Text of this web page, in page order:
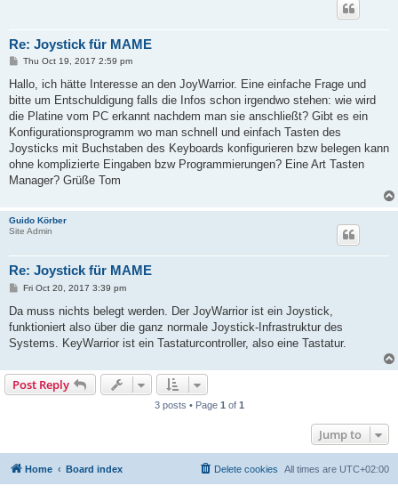
Re: Joystick für MAME
P
s
Thu Oct 19, 2017 2:59 pm
Hallo, ich hätte Interesse an den JoyWarrior. Eine einfache Frage und
bitte um Entschuldigung falls die Infos schon irgendwo stehen: wie wird
die Platine vom PC erkannt nachdem man sie anschließt? Gibt es ein
Konfigurationsprogramm wo man schnell und einfach Tasten des
Joysticks mit Buchstaben des Keyboards konfigurieren bzw belegen kann
ohne komplizierte Eingaben bzw Programmierungen? Eine Art Tasten
Manager? Grüße Tom
Guido Körber
Site Admin
Re: Joystick für MAME
P
s
Fri Oct 20, 2017 3:39 pm
Da muss nichts belegt werden. Der JoyWarrior ist ein Joystick,
funktioniert also über die ganz normale Joystick-Infrastruktur des
Systems. KeyWarrior ist ein Tastaturcontroller, also eine Tastatur.
Post Reply
3 posts • Page 1 of 1
Jump to
Home Board index All times are UTC+02:00
Delete cookies